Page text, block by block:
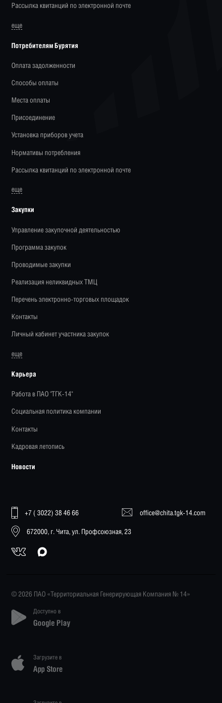
Рассылка квитанций по электронной почте
еще
Потребителям Бурятия
Оплата задолженности
Способы оплаты
Места оплаты
Присоединение
Установка приборов учета
Нормативы потребления
Рассылка квитанций по электронной почте
еще
Закупки
Управление закупочной деятельностью
Программа закупок
Проводимые закупки
Реализация неликвидных ТМЦ
Перечень электронно-торговых площадок
Контакты
Личный кабинет участника закупок
еще
Карьера
Работа в ПАО "ТГК-14"
Социальная политика компании
Контакты
Кадровая летопись
Новости
+7 ( 3022) 38 46 66 office@chita.tgk-14.com
672000, г. Чита, ул. Профсоюзная, 23
© 2026 ПАО «Территориальная Генерирующая Компания № 14»
Доступно в
Google Play
Загрузите в
App Store